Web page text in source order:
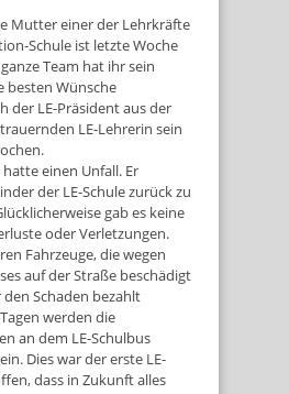
Mutter einer der Lehrkräfte
Schule ist letzte Woche
Team hat ihr sein
besten Wünsche
der LE-Präsident aus der
LE-Lehrerin sein
hatte einen Unfall. Er
der LE-Schule zurück zu
gab es keine
oder Verletzungen.
Fahrzeuge, die wegen
auf der Straße beschädigt
Schaden bezahlt
werden die
an dem LE-Schulbus
Dies war der erste LE-
dass in Zukunft alles